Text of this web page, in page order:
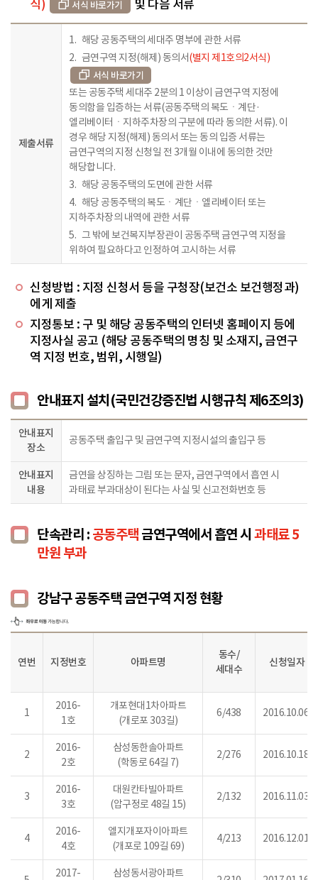
식)
서식 바로가기 및 다음 서류
제출서류
해당 공동주택의 세대주 명부에 관한 서류
금연구역 지정(해제) 동의서(별지 제1호의2서식)
서식 바로가기
또는 공동주택 세대주 2분의 1 이상이 금연구역 지정에
동의함을 입증하는 서류(공동주택의 복도ㆍ계단·
엘리베이터ㆍ지하주차장의 구분에 따라 동의한 서류). 이
경우 해당 지정(해제) 동의서 또는 동의 입증 서류는
금연구역의 지정 신청일 전 3개월 이내에 동의한 것만
해당합니다.
해당 공동주택의 도면에 관한 서류
해당 공동주택의 복도ㆍ계단ㆍ엘리베이터 또는
지하주차장의 내역에 관한 서류
그 밖에 보건복지부장관이 공동주택 금연구역 지정을
위하여 필요하다고 인정하여 고시하는 서류
신청방법 : 지정 신청서 등을 구청장(보건소 보건행정과)
에게 제출
지정통보 : 구 및 해당 공동주택의 인터넷 홈페이지 등에
지정사실 공고 (해당 공동주택의 명칭 및 소재지, 금연구
역 지정 번호, 범위, 시행일)
안내표지 설치(국민건강증진법 시행규칙 제6조의3)
안내표지
장소
공동주택 출입구 및 금연구역 지정시설의 출입구 등
안내표지
내용
금연을 상징하는 그림 또는 문자, 금연구역에서 흡연 시
과태료 부과대상이 된다는 사실 및 신고전화번호 등
단속관리 : 공동주택 금연구역에서 흡연 시 과태료 5
만원 부과
강남구 공동주택 금연구역 지정 현황
연번 지정번호 아파트명
동수/
세대수
신청일자
1
2016-
1호
개포현대1차아파트
(개로포 303길)
6/438 2016.10.06.
2
2016-
2호
삼성동한솔아파트
(학동로 64길 7)
2/276 2016.10.18.
3
2016-
3호
대원칸타빌아파트
(압구정로 48길 15)
2/132 2016.11.03.
4
2016-
4호
엘지개포자이아파트
(개포로 109길 69)
4/213 2016.12.01.
2017- 삼성동서광아파트